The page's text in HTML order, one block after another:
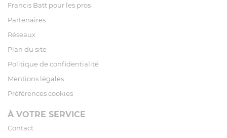
Francis Batt pour les pros
Partenaires
Réseaux
Plan du site
Politique de confidentialité
Mentions légales
Préférences cookies
À VOTRE SERVICE
Contact